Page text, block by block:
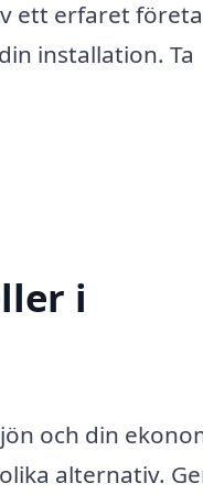
ett erfaret
installation. Ta
i
och din
alternativ.